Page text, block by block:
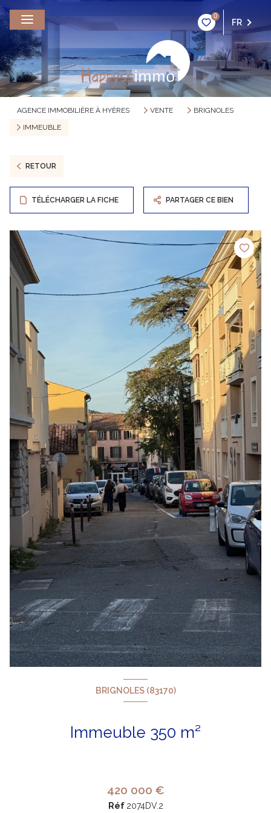
0
FR
AGENCE IMMOBILIÈRE À HYÈRES VENTE
BRIGNOLES
IMMEUBLE
RETOUR
TÉLÉCHARGER LA FICHE PARTAGER CE BIEN
BRIGNOLES (83170)
Immeuble 350 m²
420 000 €
Réf 2074DV.2